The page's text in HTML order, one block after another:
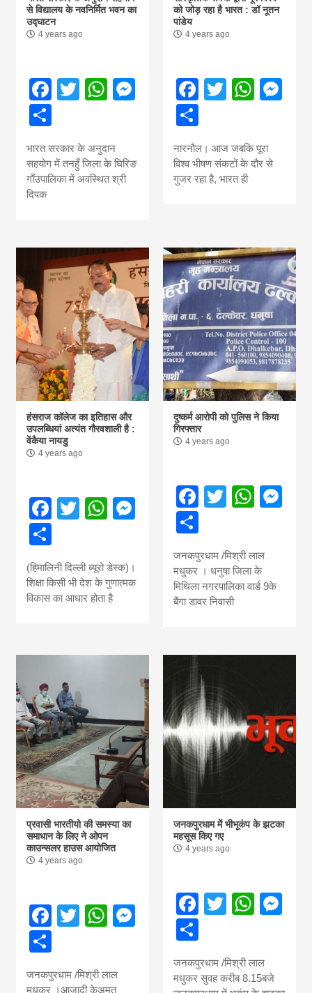
से विद्यालय के नवनिर्मित भवन का
उद्घाटन
4 years ago
Facebook
TwitterWhatsApp
Messenger
भारत सरकार के अनुदान
सहयोग में तनहुँ जिला के घिरिङ
गाँउपालिका में अवस्थित श्री
दिपक
को जोड़ रहा है भारत : डॉ नूतन
पांडेय
4 years ago
Facebook
Twitter
Share
नारनौल। आज जबकि पूरा
विश्व भीषण संकटों के दौर से
गुजर रहा है, भारत ही
हंसराज कॉलेज का इतिहास और
उपलब्धियां अत्यंत गौरवशाली है :
वेंकैया नायडु
4 years ago
Facebook
TwitterWhatsApp
Messenger
(हिमालिनी दिल्ली ब्यूरो डेस्क)।
शिक्षा किसी भी देश के गुणात्मक
विकास का आधार होता है
दुष्कर्म आरोपी को पुलिस ने किया
गिरफ्तार
4 years ago
Facebook
Twitter
Share
जनकपुरधाम /मिश्री लाल
मधुकर । धनुषा जिला के
मिथिला नगरपालिका वार्ड 9के
बैंगा डावर निवासी
प्रवासी भारतीयो की समस्या का
समाधान के लिए ने ओपन
काउन्सलर हाउस आयोजित
4 years ago
Facebook
TwitterWhatsApp
Messenger
जनकपुरधाम /मिश्री लाल
मधुकर ।आजादी केअमृत
जनकपुरधाम में भीभूकंप के झटका
महसूस किए गए
4 years ago
Facebook
Twitter
Share
जनकपुरधाम /मिश्री लाल
मधुकर सुवह करीब 8.15बजे